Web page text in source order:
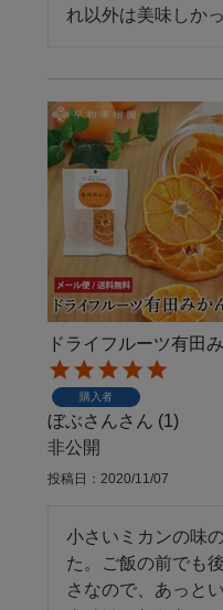
れ以外は美味しかっ
ドライフルーツ有田
購入者
ぼぶさん
1
非公開
投稿日 2020/11/07
小さいミカンの味
た。ご飯の前でも
さなので、あっと